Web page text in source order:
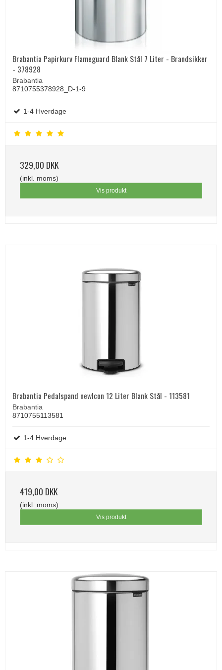
Brabantia Papirkurv Flameguard Blank Stål 7 Liter - Brandsikker
- 378928
Brabantia
8710755378928_D-1-9
1-4 Hverdage
329,00 DKK
(inkl. moms)
Vis produkt
Brabantia Pedalspand newIcon 12 Liter Blank Stål - 113581
Brabantia
8710755113581
1-4 Hverdage
419,00 DKK
(inkl. moms)
Vis produkt